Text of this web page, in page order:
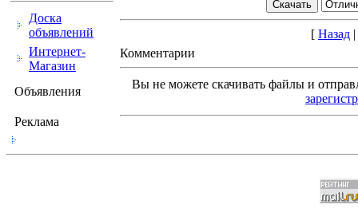
Доска
объявлений
Интернет-
Магазин
Объявления
Реклама
[ Назад |
Комментарии
Вы не можете скачивать файлы и